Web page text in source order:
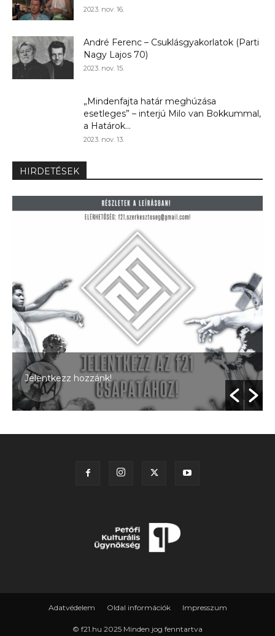
2023. nov. 16.
André Ferenc – Csuklásgyakorlatok (Parti
Nagy Lajos 70)
2023. nov. 15.
„Mindenfajta határ meghúzása
esetleges” – interjú Milo van Bokkummal,
a Határok...
2023. nov. 13.
HIRDETÉSEK
Jelentkezz hozzánk!
Adatvédelem Oldal információk Impresszum
© f21.hu 2025 Minden jog fenntartva